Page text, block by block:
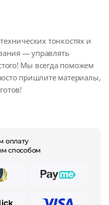
тонкостях и
— управлять
Мы всегда поможем
пришлите материалы,
оплату
способом